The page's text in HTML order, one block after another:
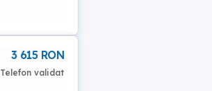
3 615 RON
Telefon validat